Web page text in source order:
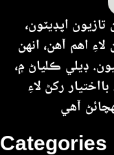
Categories
اپڊيٽون،
اهم آهن، انهن
ڊيلي ڪلياڻ ۾،
رکڻ لاءِ